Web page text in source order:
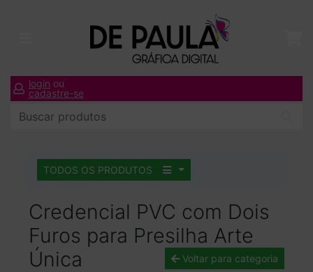
login ou
cadastre-se
TODOS OS PRODUTOS
Credencial PVC com Dois
Furos para Presilha Arte
Única
Voltar para categoria